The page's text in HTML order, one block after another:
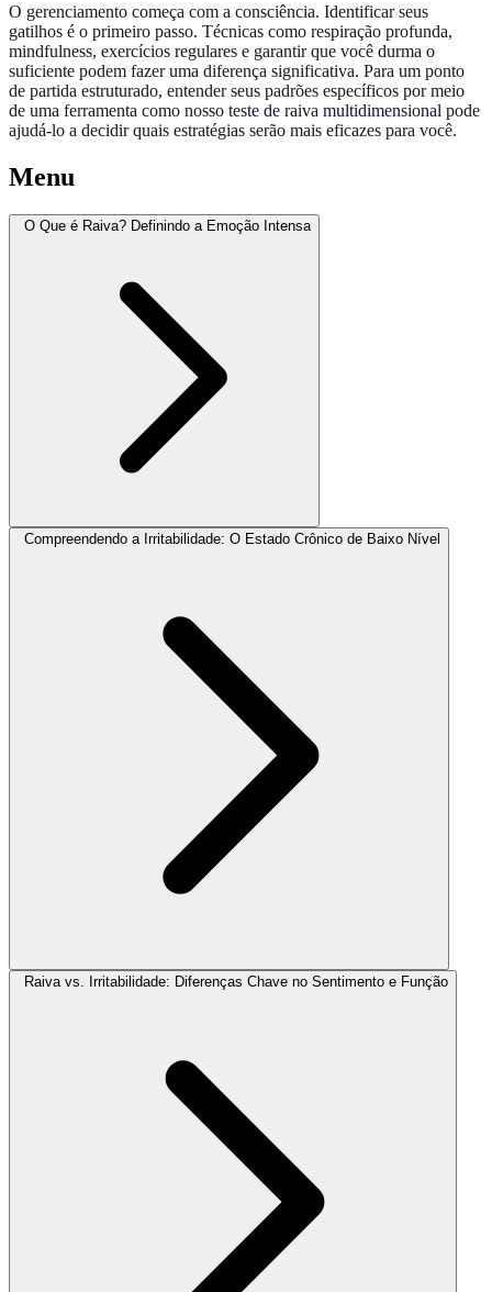
O gerenciamento começa com a consciência. Identificar seus
gatilhos é o primeiro passo. Técnicas como respiração profunda,
mindfulness, exercícios regulares e garantir que você durma o
suficiente podem fazer uma diferença significativa. Para um ponto
de partida estruturado, entender seus padrões específicos por meio
de uma ferramenta como nosso teste de raiva multidimensional pode
ajudá-lo a decidir quais estratégias serão mais eficazes para você.
Menu
O Que é Raiva? Definindo a Emoção Intensa
Compreendendo a Irritabilidade: O Estado Crônico de Baixo Nível
Raiva vs. Irritabilidade: Diferenças Chave no Sentimento e Função